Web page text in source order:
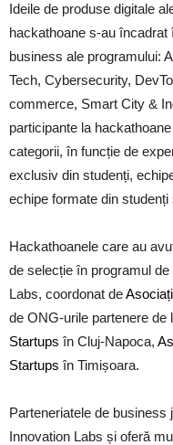
Ideile de produse digitale
hackathoane s-au încadrat
business ale programului:
Tech, Cybersecurity,
commerce, Smart City &
participante la
categorii, în funcție de
exclusiv din studenți,
echipe formate din
Hackathoanele care au
de selecție în programul
Labs, coordonat de
de ONG-urile partenere de
Startups în Cluj-Napoca,
Startups în Timișoara.
Parteneriatele de
Innovation Labs și oferă